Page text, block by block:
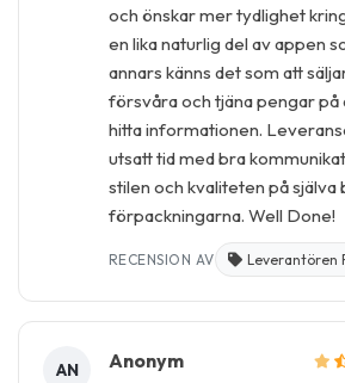
och önskar mer tydlighet
en lika naturlig del av appen
annars känns det som att
försvåra och tjäna pengar på
hitta informationen.
utsatt tid med bra
stilen och kvaliteten på själva
förpackningarna. Well Done!
RECENSION AV Leverantören
AN Anonym